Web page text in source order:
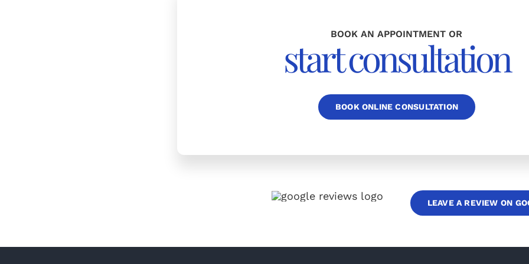
BOOK AN APPOINTMENT OR
start consultation
BOOK ONLINE CONSULTATION
LEAVE A REVIEW ON